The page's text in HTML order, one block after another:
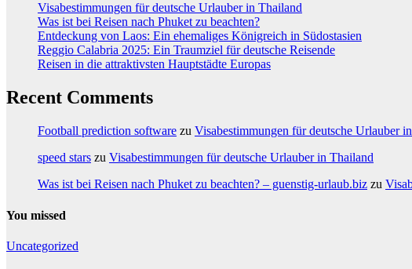
Visabestimmungen für deutsche Urlauber in Thailand
Was ist bei Reisen nach Phuket zu beachten?
Entdeckung von Laos: Ein ehemaliges Königreich in Südostasien
Reggio Calabria 2025: Ein Traumziel für deutsche Reisende
Reisen in die attraktivsten Hauptstädte Europas
Recent Comments
Football prediction software zu Visabestimmungen für deutsche Urlauber
speed stars zu Visabestimmungen für deutsche Urlauber in Thailand
Was ist bei Reisen nach Phuket zu beachten? – guenstig-urlaub.biz zu
You missed
Uncategorized